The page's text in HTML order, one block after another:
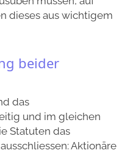
dieses aus wichtigem
beider
das
und im gleichen
Statuten das
Aktionäre